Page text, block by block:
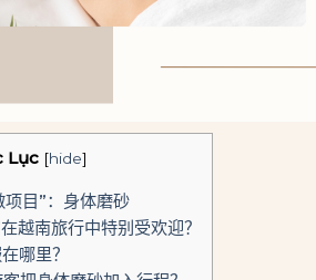
Lục [hide]
目”：身体磨砂
越南旅行中特别受欢迎？
哪里？